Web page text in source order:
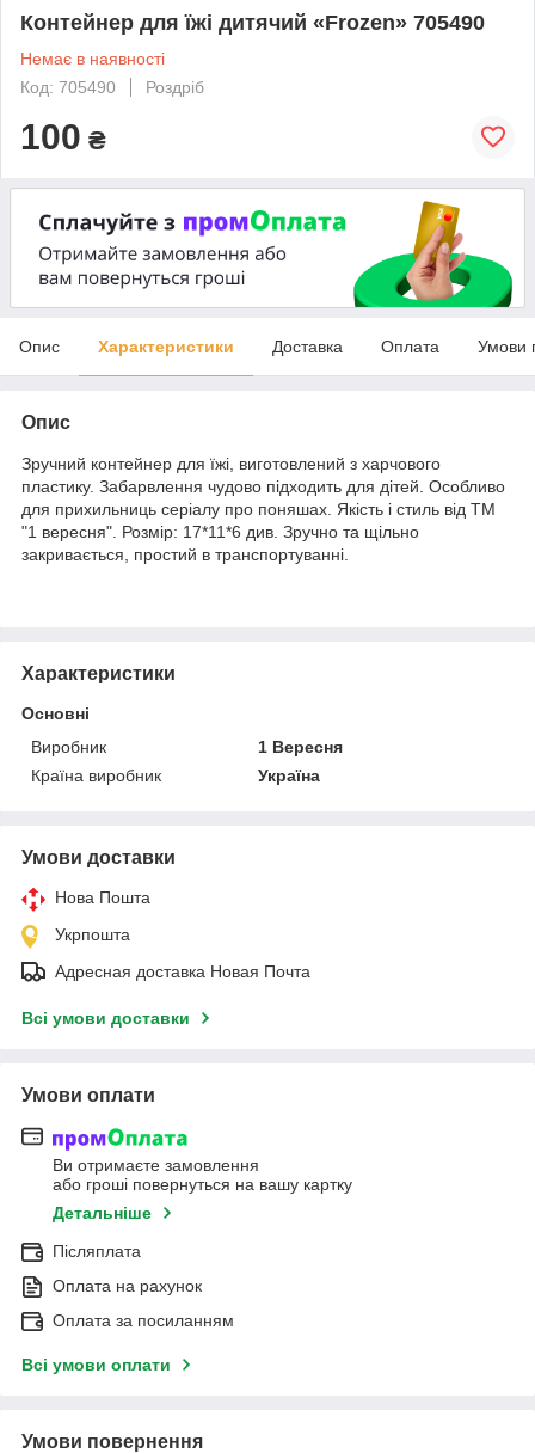
Контейнер для їжі дитячий «Frozen» 705490
Немає в наявності
Код: 705490
Роздріб
100 ₴
Опис Характеристики Доставка Оплата Умови
Опис
Зручний контейнер для їжі, виготовлений з харчового
пластику. Забарвлення чудово підходить для дітей. Особливо
для прихильниць серіалу про поняшах. Якість і стиль від ТМ
"1 вересня". Розмір: 17*11*6 див. Зручно та щільно
закривається, простий в транспортуванні.
Характеристики
Основні
Виробник
1 Вересня
Країна виробник
Україна
Умови доставки
Нова Пошта
Укрпошта
Адресная доставка Новая Почта
Всі умови доставки
Умови оплати
Ви отримаєте замовлення
або гроші повернуться на вашу картку
Детальніше
Післяплата
Оплата на рахунок
Оплата за посиланням
Всі умови оплати
Умови повернення